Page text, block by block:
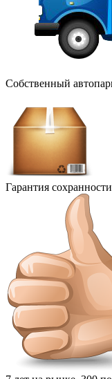
Собственный
Гарантия